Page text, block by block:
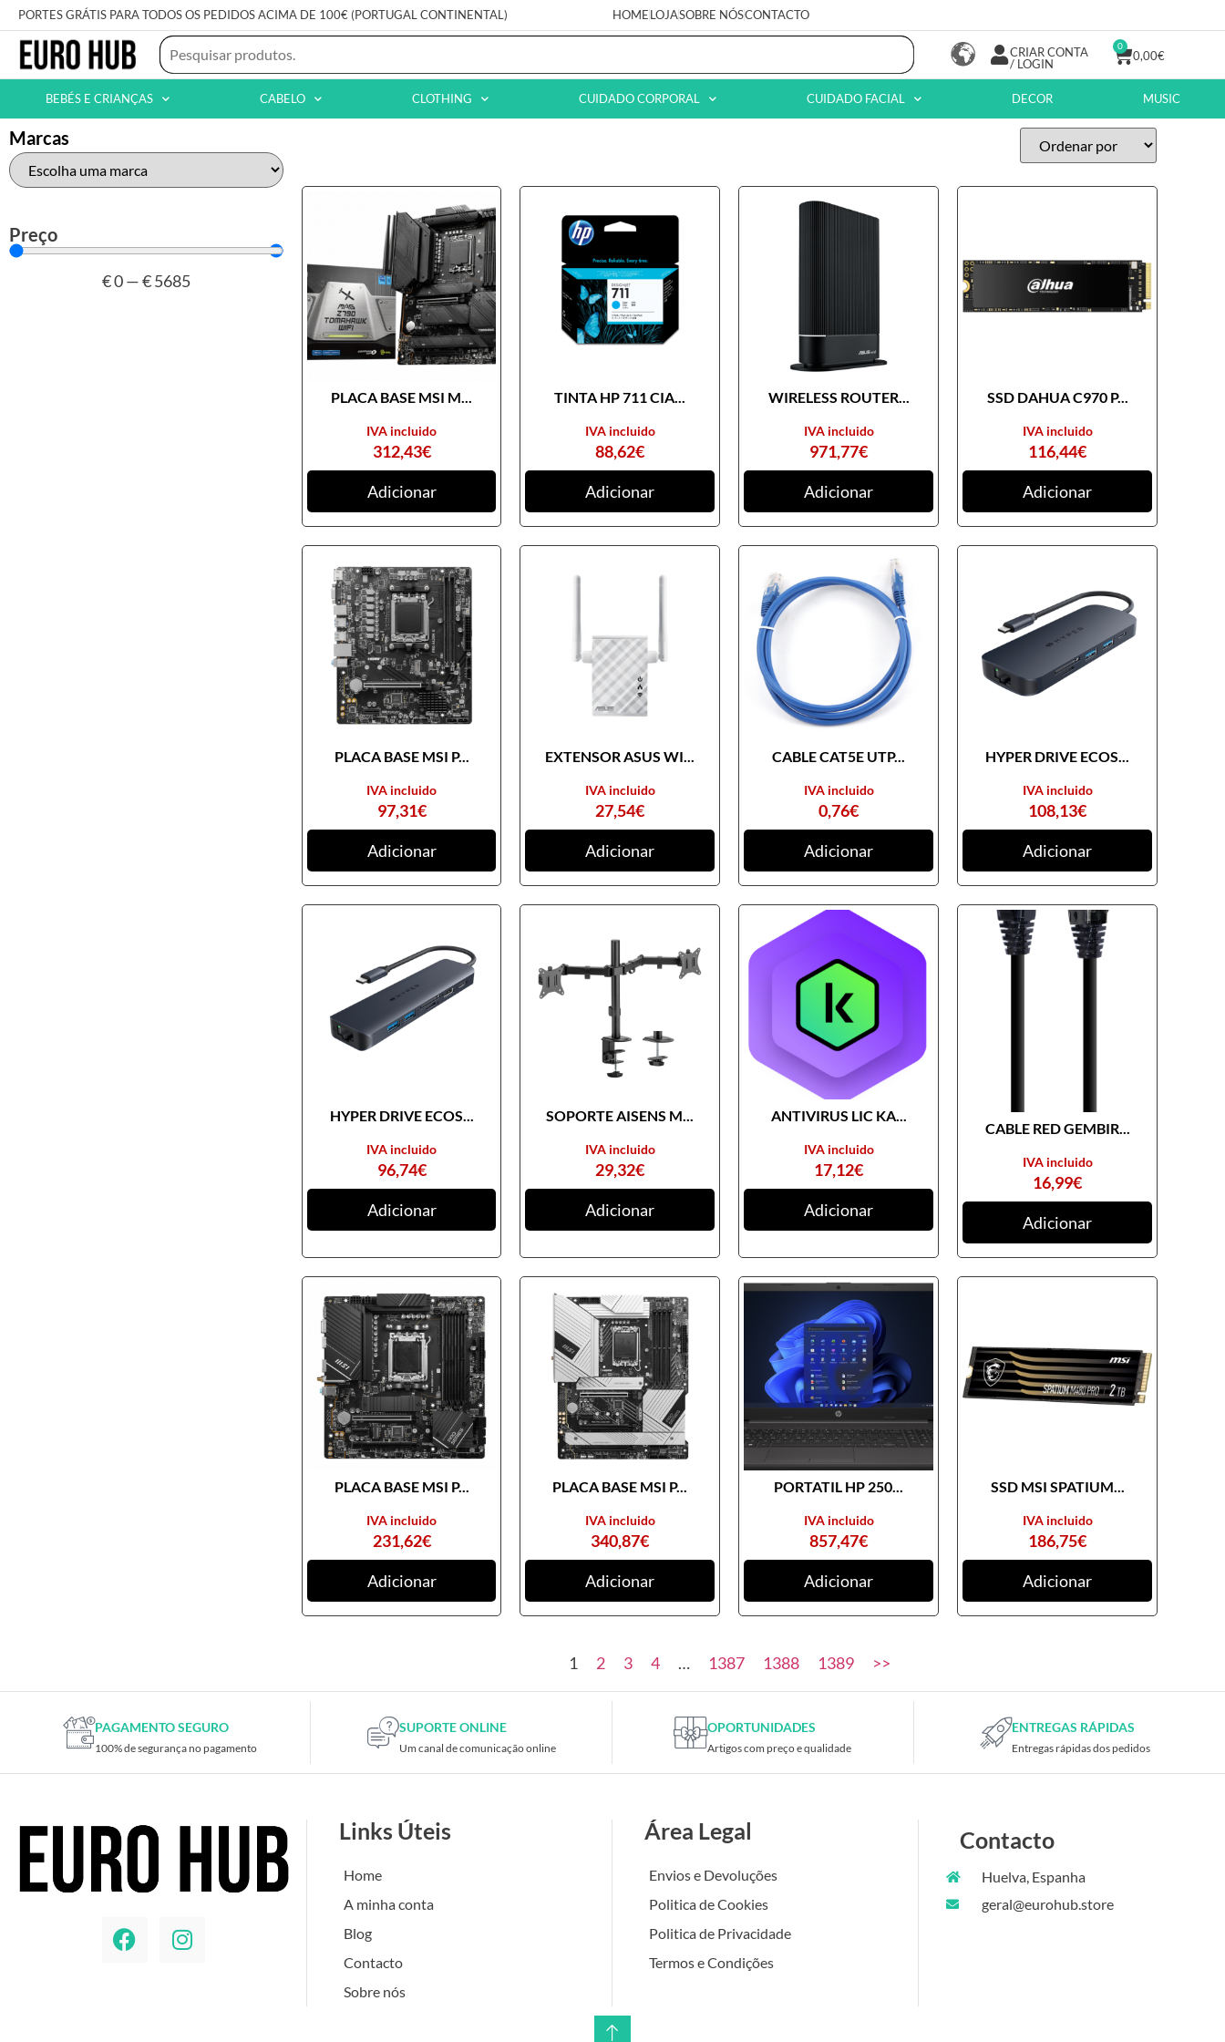
PORTES GRÁTIS PARA TODOS OS PEDIDOS ACIMA DE 100€ (PORTUGAL CONTINENTAL) HOMELOJASOBRE NÓSCONTACTO
CRIAR CONTA
/ LOGIN
0,00€
0
BEBÉS E CRIANÇAS CABELO CLOTHING CUIDADO CORPORAL CUIDADO FACIAL DECOR MUSIC
Marcas
Preço
€0—€5685
PLACA BASE MSI M...
312,43€
IVA incluido
Adicionar
TINTA HP 711 CIA...
88,62€
IVA incluido
Adicionar
WIRELESS ROUTER...
971,77€
IVA incluido
Adicionar
SSD DAHUA C970 P...
116,44€
IVA incluido
Adicionar
PLACA BASE MSI P...
97,31€
IVA incluido
Adicionar
EXTENSOR ASUS WI...
27,54€
IVA incluido
Adicionar
CABLE CAT5E UTP...
0,76€
IVA incluido
Adicionar
HYPER DRIVE ECOS...
108,13€
IVA incluido
Adicionar
HYPER DRIVE ECOS...
96,74€
IVA incluido
Adicionar
SOPORTE AISENS M...
29,32€
IVA incluido
Adicionar
ANTIVIRUS LIC KA...
17,12€
IVA incluido
Adicionar
CABLE RED GEMBIR...
16,99€
IVA incluido
Adicionar
PLACA BASE MSI P...
231,62€
IVA incluido
Adicionar
PLACA BASE MSI P...
340,87€
IVA incluido
Adicionar
PORTATIL HP 250...
857,47€
IVA incluido
Adicionar
SSD MSI SPATIUM...
186,75€
IVA incluido
Adicionar
1 2 3 4 … 1387 1388 1389 >>
PAGAMENTO SEGURO
100% de segurança no pagamento
SUPORTE ONLINE
Um canal de comunicação online
OPORTUNIDADES
Artigos com preço e qualidade
ENTREGAS RÁPIDAS
Entregas rápidas dos pedidos
Links Úteis
Home
A minha conta
Blog
Contacto
Sobre nós
Área Legal
Envios e Devoluções
Politica de Cookies
Politica de Privacidade
Termos e Condições
Contacto
Huelva, Espanha
geral@eurohub.store